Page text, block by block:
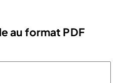
au format PDF